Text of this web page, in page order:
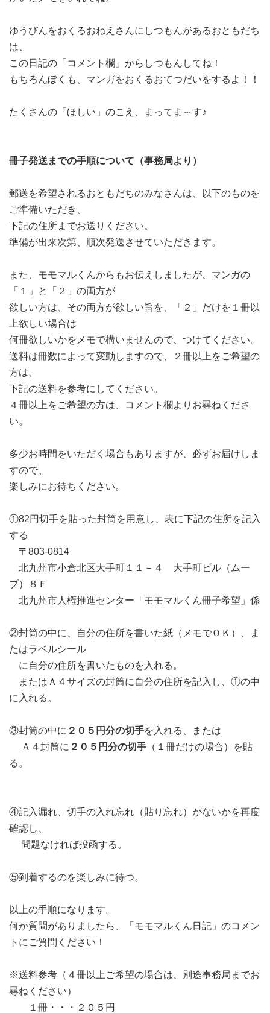
ゆうびんをおくるおねえさんにしつもんがあるおともだち
は、
この日記の「コメント欄」からしつもんしてね！
もちろんぼくも、マンガをおくるおてつだいをするよ！！
たくさんの「ほしい」のこえ、まってま～す♪
冊子発送までの手順について（事務局より）
郵送を希望されるおともだちのみなさんは、以下のものを
ご準備いただき、
下記の住所までお送りください。
準備が出来次第、順次発送させていただきます。
また、モモマルくんからもお伝えしましたが、マンガの
「１」と「２」の両方が
欲しい方は、その両方が欲しい旨を、「２」だけを１冊以
上欲しい場合は
何冊欲しいかをメモで構いませんので、つけてください。
送料は冊数によって変動しますので、２冊以上をご希望の
方は、
下記の送料を参考にしてください。
４冊以上をご希望の方は、コメント欄よりお尋ねくださ
い。
多少お時間をいただく場合もありますが、必ずお届けしま
すので、
楽しみにお待ちください。
①82円切手を貼った封筒を用意し、表に下記の住所を記入
する
〒803-0814
北九州市小倉北区大手町１１－４ 大手町ビル（ムー
ブ）８Ｆ
北九州市人権推進センター「モモマルくん冊子希望」係
②封筒の中に、自分の住所を書いた紙（メモでＯＫ）、ま
たはラベルシール
に自分の住所を書いたものを入れる。
またはＡ４サイズの封筒に自分の住所を記入し、①の中
に入れる。
③封筒の中に ２０５円分の切手を入れる、または
Ａ４封筒に ２０５円分の切手 （１冊だけの場合）を貼
る。
④記入漏れ、切手の入れ忘れ（貼り忘れ）がないかを再度
確認し、
問題なければ投函する。
⑤到着するのを楽しみに待つ。
以上の手順になります。
何か質問がありましたら、「モモマルくん日記」のコメン
トにご質問ください！
※送料参考（４冊以上ご希望の場合は、別途事務局までお
尋ねください）
１冊・・・２０５円